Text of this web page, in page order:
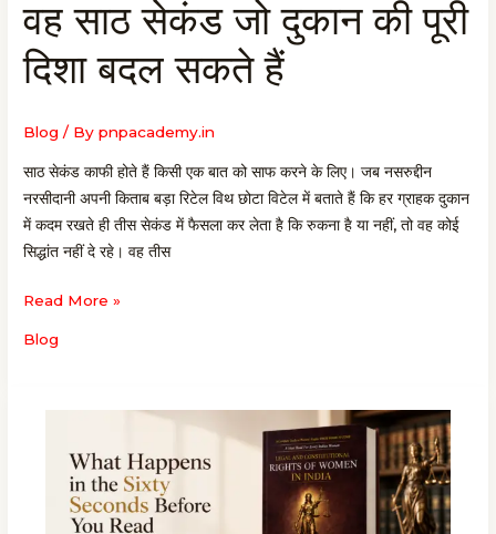
वह साठ सेकंड जो दुकान की पूरी
दिशा बदल सकते हैं
Blog / Bypnpacademy.in
साठ सेकंड काफी होते हैं किसी एक बात को साफ करने के लिए। जब नसरुद्दीन
नरसीदानी अपनी किताब बड़ा रिटेल विथ छोटा विटेल में बताते हैं कि हर ग्राहक दुकान
में कदम रखते ही तीस सेकंड में फैसला कर लेता है कि रुकना है या नहीं, तो वह कोई
सिद्धांत नहीं दे रहे। वह तीस
वह
साठ
सेकंड
जो
की
पूरी
दिशा
बदल
सकते
Read More »
Blog